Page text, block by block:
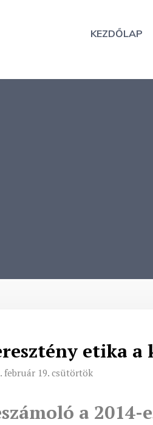
KEZDŐLAP
etika
február 19. csütörtök
a